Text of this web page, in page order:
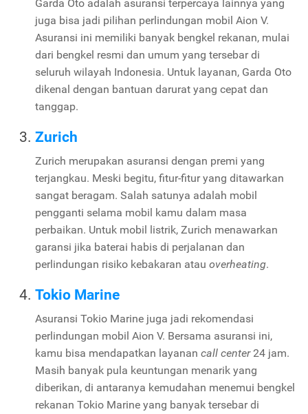
Garda Oto adalah asuransi terpercaya lainnya yang
juga bisa jadi pilihan perlindungan mobil Aion V.
Asuransi ini memiliki banyak bengkel rekanan, mulai
dari bengkel resmi dan umum yang tersebar di
seluruh wilayah Indonesia. Untuk layanan, Garda Oto
dikenal dengan bantuan darurat yang cepat dan
tanggap.
Zurich
Zurich merupakan asuransi dengan premi yang
terjangkau. Meski begitu, fitur-fitur yang ditawarkan
sangat beragam. Salah satunya adalah mobil
pengganti selama mobil kamu dalam masa
perbaikan. Untuk mobil listrik, Zurich menawarkan
garansi jika baterai habis di perjalanan dan
perlindungan risiko kebakaran atau overheating.
Tokio Marine
Asuransi Tokio Marine juga jadi rekomendasi
perlindungan mobil Aion V. Bersama asuransi ini,
kamu bisa mendapatkan layanan call center 24 jam.
Masih banyak pula keuntungan menarik yang
diberikan, di antaranya kemudahan menemui bengkel
rekanan Tokio Marine yang banyak tersebar di